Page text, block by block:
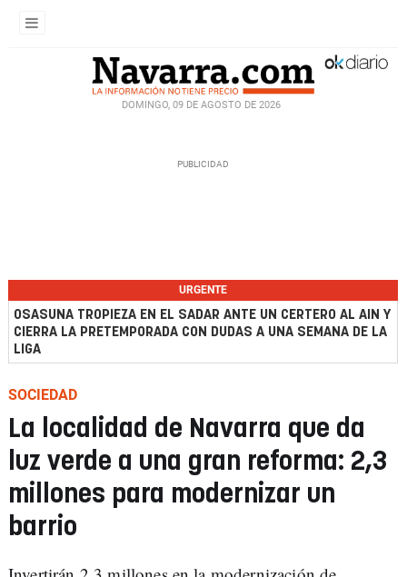
DOMINGO, 09 DE AGOSTO DE 2026
URGENTE
OSASUNA TROPIEZA EN EL SADAR ANTE UN CERTERO AL AIN Y
CIERRA LA PRETEMPORADA CON DUDAS A UNA SEMANA DE LA
LIGA
SOCIEDAD
La localidad de Navarra que da
luz verde a una gran reforma: 2,3
millones para modernizar un
barrio